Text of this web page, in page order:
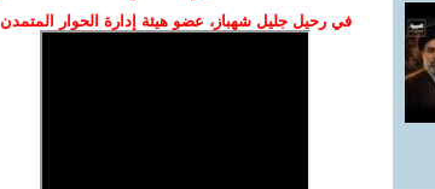
في رحيل جليل شهباز، عضو هيئة إدارة الحوار المتمدن